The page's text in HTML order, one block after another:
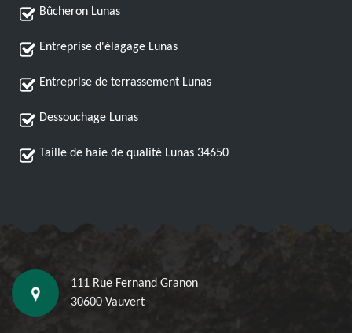
Bûcheron Lunas
Entreprise d'élagage Lunas
Entreprise de terrassement Lunas
Dessouchage Lunas
Taille de haie de qualité Lunas 34650
111 Rue Fernand Granon
30600 Vauvert